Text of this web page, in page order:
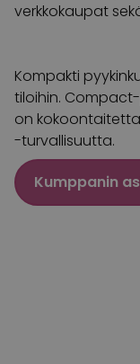
verkkokaupat
Kompakti
tiloihin.
on
-turvallisuutta.
Kumppanin